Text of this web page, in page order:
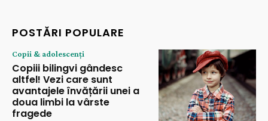
POSTĂRI POPULARE
Copii & adolescenți
Copiii bilingvi gândesc
altfel! Vezi care sunt
avantajele învățării unei a
doua limbi la vârste
fragede